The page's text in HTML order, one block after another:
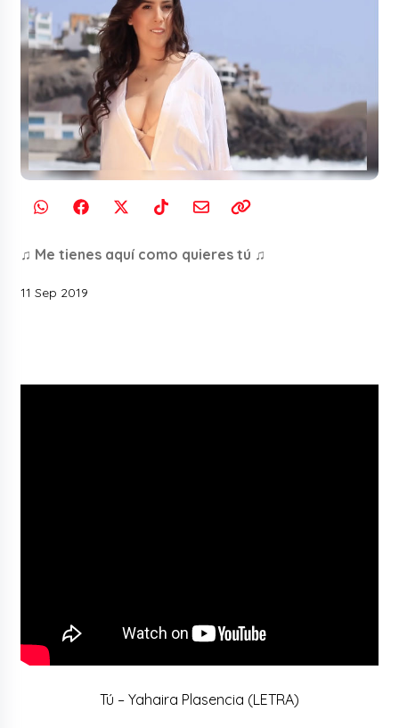
♫ Me tienes aquí como quieres tú ♫
11 Sep 2019
Tú – Yahaira Plasencia (LETRA)